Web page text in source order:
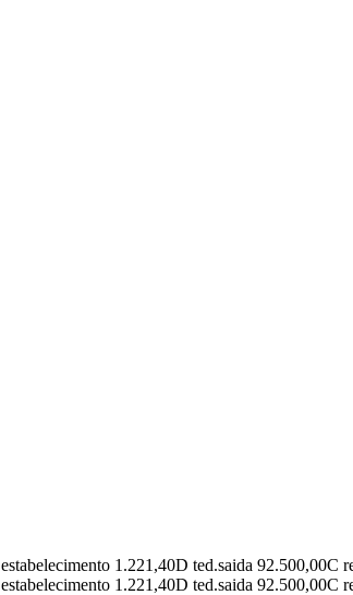
estabelecimento 1.221,40D ted.saida 92.500,00C
estabelecimento 1.221,40D ted.saida 92.500,00C